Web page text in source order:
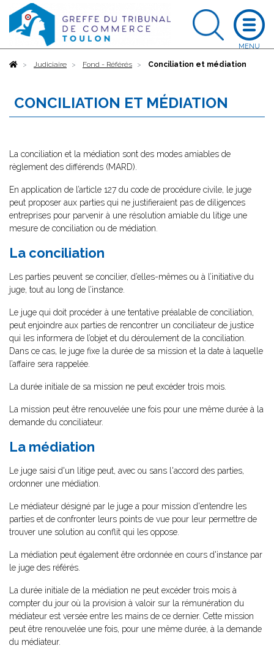
AccueilJudiciaire Fond - Référés Conciliation et médiation
CONCILIATION ET MÉDIATION
La conciliation et la médiation sont des modes amiables de
règlement des différends (MARD).
En application de l’article 127 du code de procédure civile, le juge
peut proposer aux parties qui ne justifieraient pas de diligences
entreprises pour parvenir à une résolution amiable du litige une
mesure de conciliation ou de médiation.
La conciliation
Les parties peuvent se concilier, d’elles-mêmes ou à l’initiative du
juge, tout au long de l’instance.
Le juge qui doit procéder à une tentative préalable de conciliation,
peut enjoindre aux parties de rencontrer un conciliateur de justice
qui les informera de l’objet et du déroulement de la conciliation.
Dans ce cas, le juge fixe la durée de sa mission et la date à laquelle
l’affaire sera rappelée.
La durée initiale de sa mission ne peut excéder trois mois.
La mission peut être renouvelée une fois pour une même durée à la
demande du conciliateur.
La médiation
Le juge saisi d'un litige peut, avec ou sans l'accord des parties,
ordonner une médiation.
Le médiateur désigné par le juge a pour mission d'entendre les
parties et de confronter leurs points de vue pour leur permettre de
trouver une solution au conflit qui les oppose.
La médiation peut également être ordonnée en cours d'instance par
le juge des référés.
La durée initiale de la médiation ne peut excéder trois mois à
compter du jour où la provision à valoir sur la rémunération du
médiateur est versée entre les mains de ce dernier. Cette mission
peut être renouvelée une fois, pour une même durée, à la demande
du médiateur.